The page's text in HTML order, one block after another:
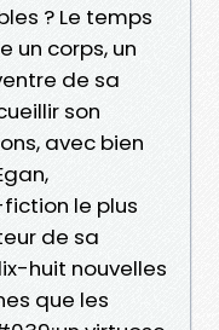
? Le temps
un corps, un
de sa
son
avec bien
le plus
de sa
huit nouvelles
que les